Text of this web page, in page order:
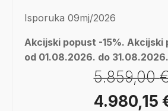
Isporuka 09mj/2026
Akcijski popust -15%. Akcijski
od 01.08.2026. do 31.08.2026.
5.859,00
Izvorna
4.980,15